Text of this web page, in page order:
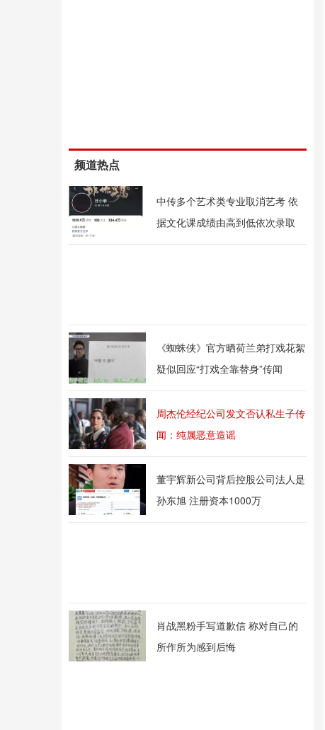
频道热点
中传多个艺术类专业取消艺考 依
据文化课成绩由高到低依次录取
《蜘蛛侠》官方晒荷兰弟打戏花絮
疑似回应“打戏全靠替身”传闻
周杰伦经纪公司发文否认私生子传
闻：纯属恶意造谣
董宇辉新公司背后控股公司法人是
孙东旭 注册资本1000万
肖战黑粉手写道歉信 称对自己的
所作所为感到后悔